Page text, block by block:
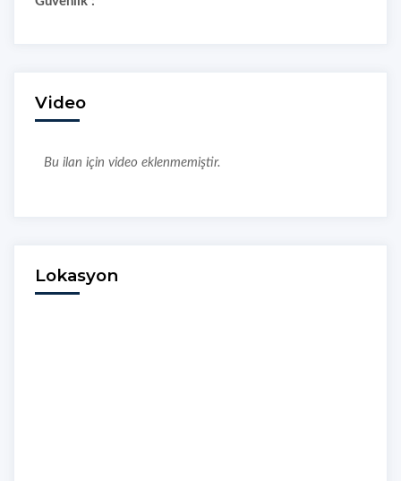
Video
Bu ilan için video eklenmemiştir.
Lokasyon